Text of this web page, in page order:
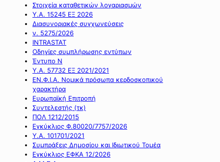
Στοιχεία καταθετικών λογαριασμών
Υ.Α. 15245 ΕΞ 2026
Διασυνοριακές συγχωνεύσεις
ν. 5275/2026
INTRASTAT
Οδηγίες συμπλήρωσης εντύπων
Έντυπο Ν
Υ.Α. 57732 ΕΞ 2021/2021
ΕΝ.Φ.Ι.Α. Νομικά πρόσωπα κερδοσκοπικού
χαρακτήρα
Ευρωπαϊκή Επιτροπή
Συντελεστής (τκ)
ΠΟΛ 1212/2015
Εγκύκλιος Φ.80020/7757/2026
Υ.Α. 101701/2021
Συμπράξεις Δημοσίου και Ιδιωτικού Τομέα
Εγκύκλιος ΕΦΚΑ 12/2026